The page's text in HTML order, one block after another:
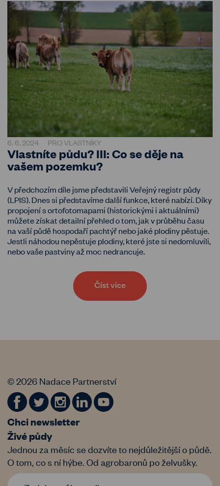
6. 6. 2024 PRO VLASTNÍKY
Vlastníte půdu? III: Co se děje na
vašem pozemku?
V předchozím díle jsme představili Veřejný registr půdy
(LPIS). Dnes si představíme další funkce, které nabízí. Díky
propojení s ortofotomapami (historickými i aktuálními)
můžete získat detailní přehled o tom, jak v průběhu času
na vaší půdě hospodaří pachtýř nebo jaké plodiny pěstuje.
Jestli náhodou nepěstuje plodiny, které jste si nedomluvili,
nebo vaše pastviny až moc nedrancuje.
Číst více
© 2026 Nadace Partnerství
Chci newsletter
Živé půdy
Jednou za měsíc se dozvíte to nejdůležitější o půdě.
O tom, co s ní hýbe. Od agrobaronů po želvušky.